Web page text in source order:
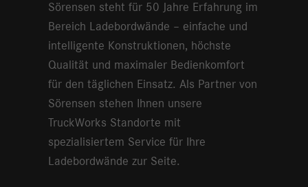
Sörensen steht für 50 Jahre Erfahrung im
Bereich Ladebordwände – einfache und
intelligente Konstruktionen, höchste
Qualität und maximaler Bedienkomfort
für den täglichen Einsatz. Als Partner von
Sörensen stehen Ihnen unsere
TruckWorks Standorte mit
spezialisiertem Service für Ihre
Ladebordwände zur Seite.